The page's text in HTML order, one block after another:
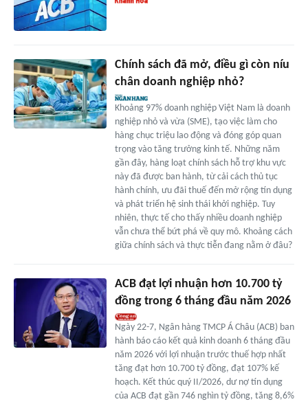
Chính sách đã mở, điều gì còn níu
chân doanh nghiệp nhỏ?
Khoảng 97% doanh nghiệp Việt Nam là doanh
nghiệp nhỏ và vừa (SME), tạo việc làm cho
hàng chục triệu lao động và đóng góp quan
trọng vào tăng trưởng kinh tế. Những năm
gần đây, hàng loạt chính sách hỗ trợ khu vực
này đã được ban hành, từ cải cách thủ tục
hành chính, ưu đãi thuế đến mở rộng tín dụng
và phát triển hệ sinh thái khởi nghiệp. Tuy
nhiên, thực tế cho thấy nhiều doanh nghiệp
vẫn chưa thể bứt phá về quy mô. Khoảng cách
giữa chính sách và thực tiễn đang nằm ở đâu?
ACB đạt lợi nhuận hơn 10.700 tỷ
đồng trong 6 tháng đầu năm 2026
Ngày 22-7, Ngân hàng TMCP Á Châu (ACB) ban
hành báo cáo kết quả kinh doanh 6 tháng đầu
năm 2026 với lợi nhuận trước thuế hợp nhất
tăng đạt hơn 10.700 tỷ đồng, đạt 107% kế
hoạch. Kết thúc quý II/2026, dư nợ tín dụng
của ACB đạt gần 746 nghìn tỷ đồng, tăng 8,6%